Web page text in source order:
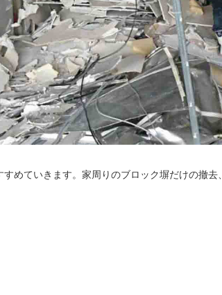
めていきます。家周りのブロック塀だけの撤